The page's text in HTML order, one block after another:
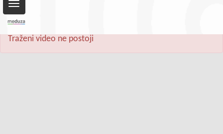
Toggle
navigation
Traženi video ne postoji